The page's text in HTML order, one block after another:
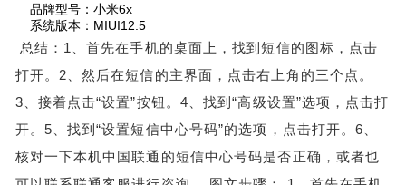
品牌型号：小米6x
系统版本：MIUI12.5
总结：1、首先在手机的桌面上，找到短信的图标，点击
打开。2、然后在短信的主界面，点击右上角的三个点。
3、接着点击“设置”按钮。4、找到“高级设置”选项，点击打
开。5、找到“设置短信中心号码”的选项，点击打开。6、
核对一下本机中国联通的短信中心号码是否正确，或者也